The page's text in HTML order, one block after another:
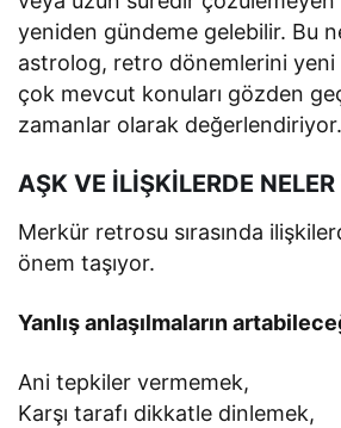
yeniden gündeme gelebilir. Bu
astrolog, retro dönemlerini yeni
çok mevcut konuları gözden
zamanlar olarak değerlendiriyor.
AŞK VE İLİŞKİLERDE
Merkür retrosu sırasında
önem taşıyor.
Yanlış anlaşılmaların
Ani tepkiler vermemek,
Karşı tarafı dikkatle dinlemek,